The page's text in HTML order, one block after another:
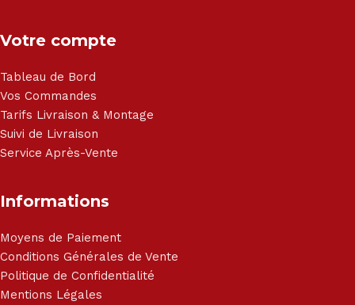
Votre compte
Tableau de Bord
Vos Commandes
Tarifs Livraison & Montage
Suivi de Livraison
Service Après-Vente
Informations
Moyens de Paiement
Conditions Générales de Vente
Politique de Confidentialité
Mentions Légales